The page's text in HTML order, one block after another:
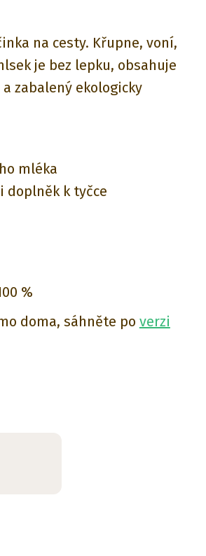
na cesty. Křupne, voní,
je bez lepku, obsahuje
zabalený ekologicky
mléka
doplněk k tyčce
%
doma, sáhněte po verzi